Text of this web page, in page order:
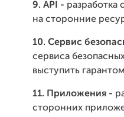
9. API - разработка
на сторонние
10. Сервис
сервиса
выступить
11. Приложения -
сторонних